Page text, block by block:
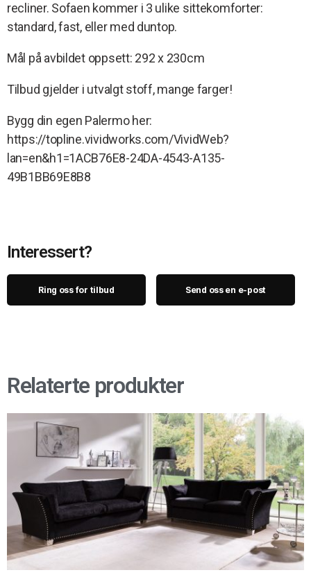
recliner. Sofaen kommer i 3 ulike sittekomforter:
standard, fast, eller med duntop.
Mål på avbildet oppsett: 292 x 230cm
Tilbud gjelder i utvalgt stoff, mange farger!
Bygg din egen Palermo her:
https://topline.vividworks.com/VividWeb?
lan=en&h1=1ACB76E8-24DA-4543-A135-
49B1BB69E8B8
Interessert?
Ring oss for tilbud Send oss en e-post
Relaterte produkter